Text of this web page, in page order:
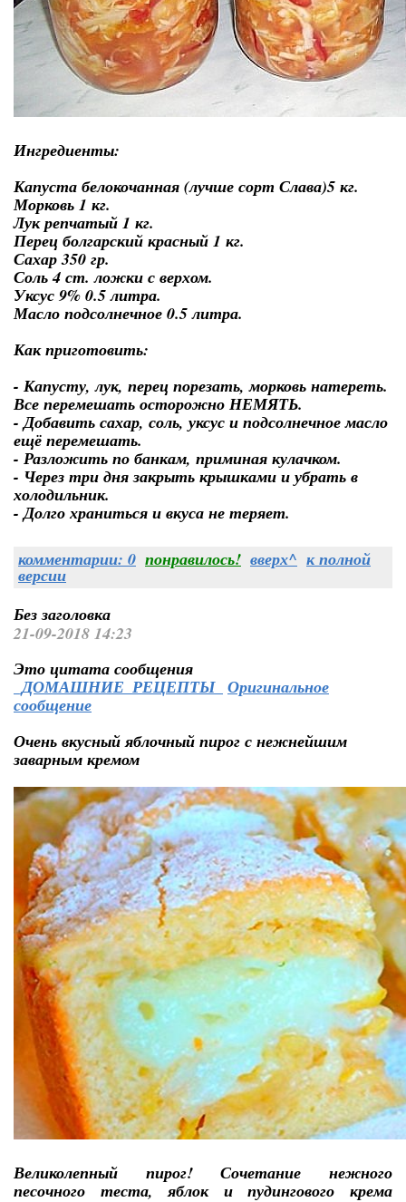
Ингредиенты:
Капуста белокочанная (лучше сорт Слава)5 кг.
Морковь 1 кг.
Лук репчатый 1 кг.
Перец болгарский красный 1 кг.
Сахар 350 гр.
Соль 4 ст. ложки с верхом.
Уксус 9% 0.5 литра.
Масло подсолнечное 0.5 литра.
Как приготовить:
- Капусту, лук, перец порезать, морковь натереть.
Все перемешать осторожно НЕМЯТЬ.
- Добавить сахар, соль, уксус и подсолнечное масло
ещё перемешать.
- Разложить по банкам, приминая кулачком.
- Через три дня закрыть крышками и убрать в
холодильник.
- Долго храниться и вкуса не теряет.
комментарии: 0 понравилось! вверх^ к полной
версии
Без заголовка
21-09-2018 14:23
Это цитата сообщения
_ДОМАШНИЕ_РЕЦЕПТЫ_ Оригинальное
сообщение
Очень вкусный яблочный пирог с нежнейшим
заварным кремом
Великолепный пирог! Сочетание нежного
песочного теста, яблок и пудингового крема